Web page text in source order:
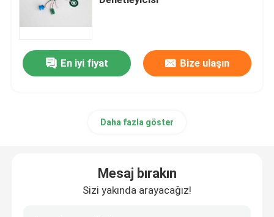
Yüksek Hızlı Saç Kurutma Makinesi
DC Fırçasız Motor Kontrol Cihazı
En iyi fiyat Bize ulaşın
Daha fazla göster
Mesaj bırakın
Sizi yakında arayacağız!